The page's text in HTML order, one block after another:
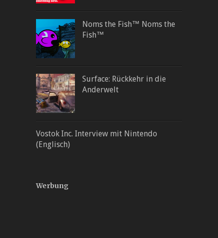
Noms the Fish™ Noms the
Fish™
Surface: Rückkehr in die
Anderwelt
Vostok Inc. Interview mit Nintendo
(Englisch)
Werbung